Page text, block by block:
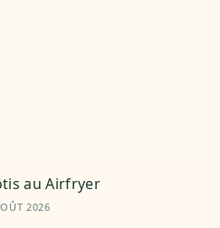
au Airfryer
2026